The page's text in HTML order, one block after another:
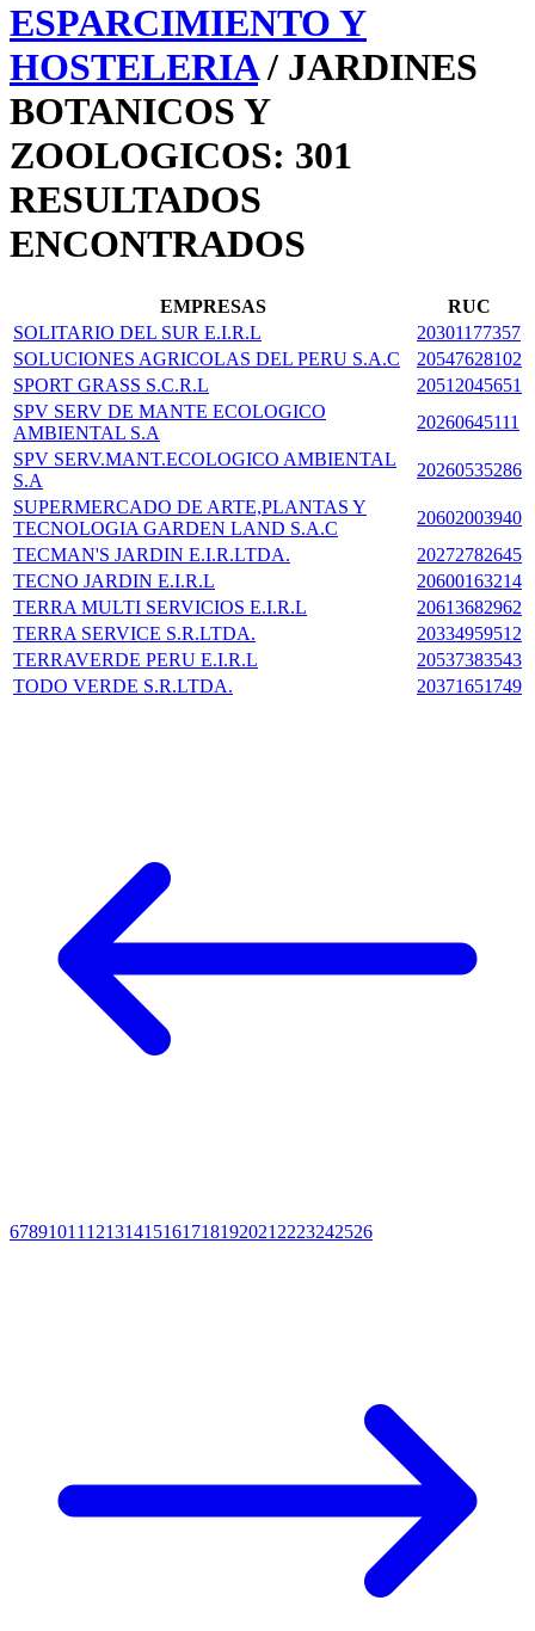
ESPARCIMIENTO Y
HOSTELERIA/ JARDINES
BOTANICOS Y
ZOOLOGICOS: 301
RESULTADOS
ENCONTRADOS
EMPRESAS
RUC
SOLITARIO DEL SUR E.I.R.L
20301177357
SOLUCIONES AGRICOLAS DEL PERU S.A.C
20547628102
SPORT GRASS S.C.R.L
20512045651
SPV SERV DE MANTE ECOLOGICO
AMBIENTAL S.A
20260645111
SPV SERV.MANT.ECOLOGICO AMBIENTAL
S.A
20260535286
SUPERMERCADO DE ARTE,PLANTAS Y
TECNOLOGIA GARDEN LAND S.A.C
20602003940
TECMAN'S JARDIN E.I.R.LTDA.
20272782645
TECNO JARDIN E.I.R.L
20600163214
TERRA MULTI SERVICIOS E.I.R.L
20613682962
TERRA SERVICE S.R.LTDA.
20334959512
TERRAVERDE PERU E.I.R.L
20537383543
TODO VERDE S.R.LTDA.
20371651749
67891011 12131415161718192021 2223242526